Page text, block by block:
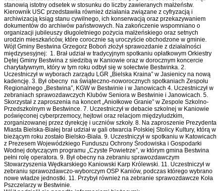
stanowią istotny odsetek w stosunku do liczby zawieranych małżeństw.
Kierownik USC przedstawiła również działania związane z cyfryzacją i
archiwizacją ksiąg stanu cywilnego, ich konserwacją oraz przekazywaniem
dokumentów do archiwów państwowych. Na zakończenie wspomniano o
organizacji jubileuszy długoletniego pożycia małżeńskiego oraz setnych
urodzin mieszkańców, które corocznie są uroczyście obchodzone w gminie.
Wójt Gminy Bestwina Grzegorz Boboń złożył sprawozdanie z działalności
międzysesyjnej: 1. Brał udział w tradycyjnym spotkaniu opłatkowym Orkiestry
Dętej Gminy Bestwina z siedzibą w Kaniowie oraz w dorocznym koncercie
charytatywnym, który w tym roku odbył się w sołectwie Bestwinka. 2.
Uczestniczył w wyborach zarządu LGR „Bielska Kraina” w Jasienicy na nową
kadencję. 3. Był obecny na świąteczno-noworocznych spotkaniach Zespołu
Regionalnego „Bestwina”, KGW w Bestwinie i w Janowicach 4. Uczestniczył w
zebraniach sprawozdawczych Klubów Seniora w Bestwinie i Janowicach. 5.
Skorzystał z zaproszenia na koncert „Aniołkowe Granie” w Zespole Szkolno-
Przedszkolnym w Bestwince. 7. Uczestniczył w debacie szkolnej w Kaniowie
poświęconej cyberprzemocy, hejtowi oraz relacjom międzyludzkim,
zorganizowanej przez dyrekcję i uczniów szkoły. 8. Na zaproszenie Prezydenta
Miasta Bielska-Białej brał udział w gali otwarcia Polskiej Stolicy Kultury, którą w
bieżącym roku zostało Bielsko-Biała. 9. Uczestniczył w spotkaniu w Katowicach
z Prezesem Wojewódzkiego Funduszu Ochrony Środowiska i Gospodarki
Wodnej dotyczącym programu „Czyste Powietrze”, w którym gmina Bestwina
pełni rolę operatora. 9. Był obecny na zebraniu sprawozdawczym
Stowarzyszenia Wędkarskiego Kaniowski Karp Królewski. 11. Uczestniczył w
zebraniu sprawozdawczo-wyborczym OSP Kaniów, podczas którego wybrano
nowe władze jednostki. 11. Przybył również na zebranie sprawozdawcze Koła
Pszczelarzy w Bestwinie.